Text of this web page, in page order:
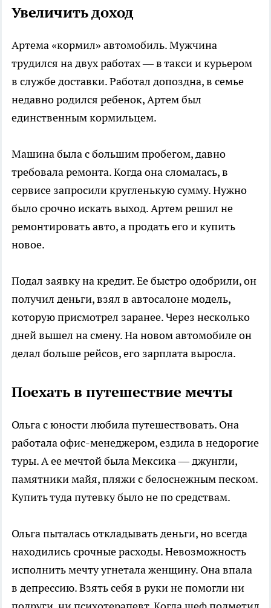
Увеличить доход
Артема «кормил» автомобиль. Мужчина
трудился на двух работах — в такси и курьером
в службе доставки. Работал допоздна, в семье
недавно родился ребенок, Артем был
единственным кормильцем.
Машина была с большим пробегом, давно
требовала ремонта. Когда она сломалась, в
сервисе запросили кругленькую сумму. Нужно
было срочно искать выход. Артем решил не
ремонтировать авто, а продать его и купить
новое.
Подал заявку на кредит. Ее быстро одобрили, он
получил деньги, взял в автосалоне модель,
которую присмотрел заранее. Через несколько
дней вышел на смену. На новом автомобиле он
делал больше рейсов, его зарплата выросла.
Поехать в путешествие мечты
Ольга с юности любила путешествовать. Она
работала офис-менеджером, ездила в недорогие
туры. А ее мечтой была Мексика — джунгли,
памятники майя, пляжи с белоснежным песком.
Купить туда путевку было не по средствам.
Ольга пыталась откладывать деньги, но всегда
находились срочные расходы. Невозможность
исполнить мечту угнетала женщину. Она впала
в депрессию. Взять себя в руки не помогли ни